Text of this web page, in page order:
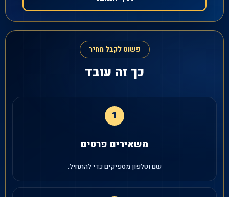
פשוט לקבל מחיר
כך זה עובד
1
משאירים פרטים
שם וטלפון מספיקים כדי להתחיל.